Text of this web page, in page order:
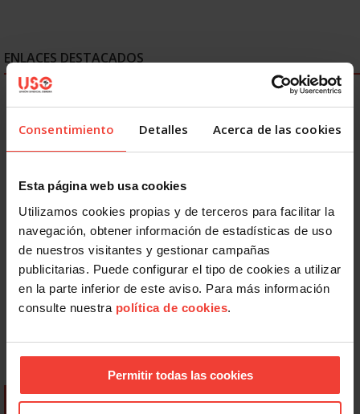
Consentimiento Detalles Acerca de las cookies
Esta página web usa cookies
Utilizamos cookies propias y de terceros para facilitar la
navegación, obtener información de estadísticas de uso
de nuestros visitantes y gestionar campañas
publicitarias. Puede configurar el tipo de cookies a utilizar
en la parte inferior de este aviso. Para más información
consulte nuestra política de cookies.
Permitir todas las cookies
ENLACES DESTACADOS